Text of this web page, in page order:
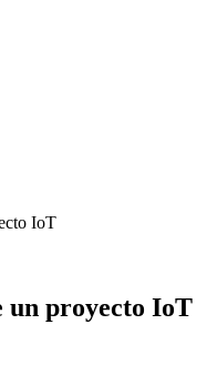
IoT
un proyecto IoT